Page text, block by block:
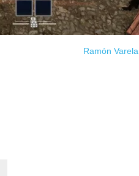
Ramón Varela